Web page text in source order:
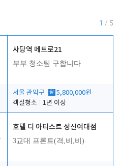
1 / 5
사당역 메트로21
부부 청소팀 구합니다
서울 관악구 월 5,800,000원
객실청소
1년 이상
호텔 디 아티스트 성신여대점
3교대 프론트(격,비,비)